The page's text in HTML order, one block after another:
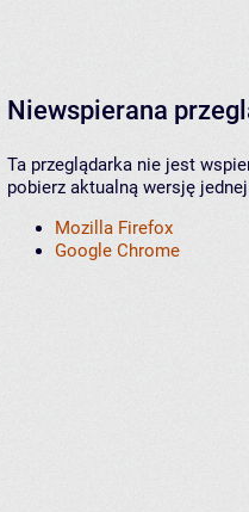
Niewspierana
Ta przeglądarka nie jest
pobierz aktualną wersję
Mozilla Firefox
Google Chrome